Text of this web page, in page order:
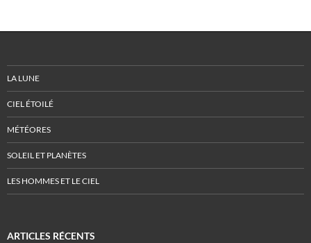
LA LUNE
CIEL ÉTOILÉ
MÉTÉORES
SOLEIL ET PLANÈTES
LES HOMMES ET LE CIEL
ARTICLES RÉCENTS